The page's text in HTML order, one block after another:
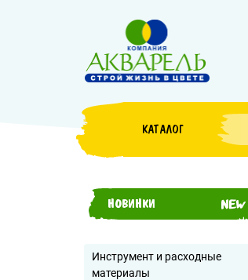
КАТАЛОГ
НОВИНКИ
Инструмент и расходные
материалы